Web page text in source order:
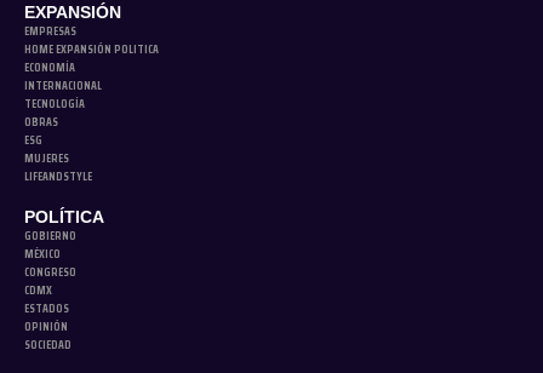
EXPANSIÓN
EMPRESAS
HOME EXPANSIÓN POLITICA
ECONOMÍA
INTERNACIONAL
TECNOLOGÍA
OBRAS
ESG
MUJERES
LIFEANDSTYLE
POLÍTICA
GOBIERNO
MÉXICO
CONGRESO
CDMX
ESTADOS
OPINIÓN
SOCIEDAD